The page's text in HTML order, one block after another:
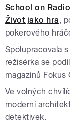
School on
Život jako hra,
pokerového
Spolupracovala
režisérka se
magazínů Fokus
Ve volných
moderní
detektivek.